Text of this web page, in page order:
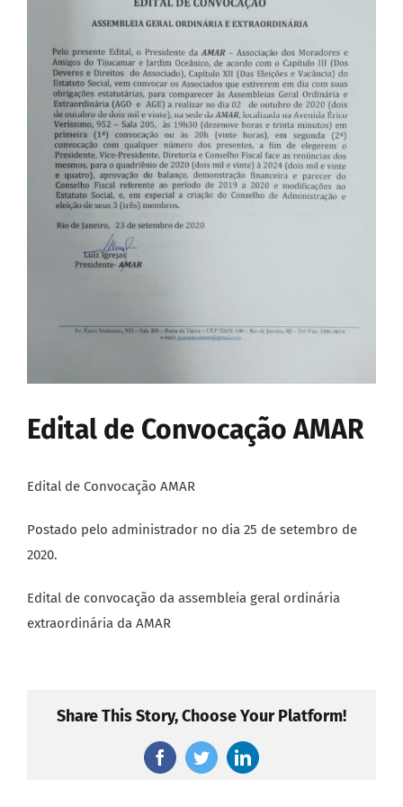
Edital de Convocação AMAR
Edital de Convocação AMAR
Postado pelo administrador no dia 25 de setembro de
2020.
Edital de convocação da assembleia geral ordinária
extraordinária da AMAR
Share This Story, Choose Your Platform!
FacebookTwitterLinkedIn